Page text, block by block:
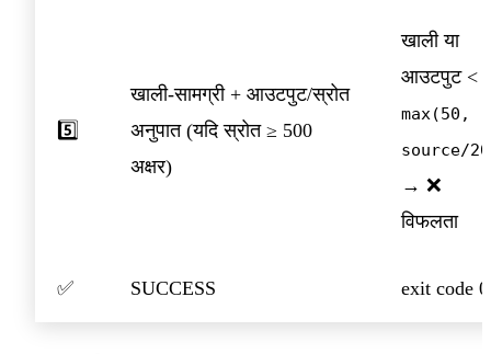
5️⃣
खाली-सामग्री + आउटपुट/स्रोत
अनुपात (यदि स्रोत ≥ 500
अक्षर)
खाली या
आउटपुट <
max(50,
source/
→ ❌
विफलता
✅ SUCCESS exit code 0